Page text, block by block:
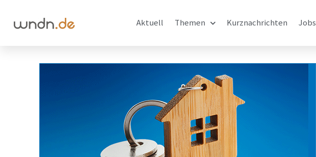
Aktuell Themen Kurznachrichten Jobs